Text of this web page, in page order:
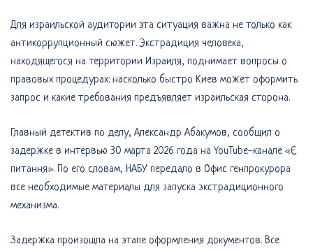
Для израильской аудитории эта ситуация важна не только как
антикоррупционный сюжет. Экстрадиция человека,
находящегося на территории Израиля, поднимает вопросы о
правовых процедурах: насколько быстро Киев может оформить
запрос и какие требования предъявляет израильская сторона.
Главный детектив по делу, Александр Абакумов, сообщил о
задержке в интервью 30 марта 2026 года на YouTube-канале «Є
питання». По его словам, НАБУ передало в Офис генпрокурора
все необходимые материалы для запуска экстрадиционного
механизма.
Задержка произошла на этапе оформления документов. Все